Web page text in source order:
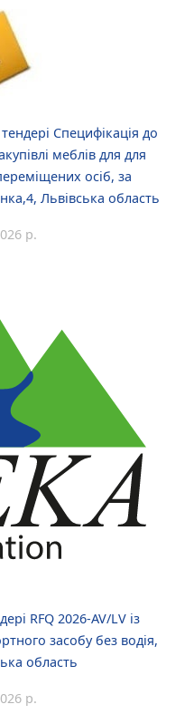
Специфікація до
меблів для для
осіб, за
Львівська область
р.
RFQ 2026-AV/LV із
засобу без водія,
область
р.